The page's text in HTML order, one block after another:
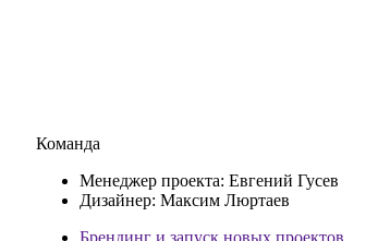
Команда
Менеджер проекта: Евгений Гусев
Дизайнер: Максим Люртаев
Брендинг и запуск новых проектов